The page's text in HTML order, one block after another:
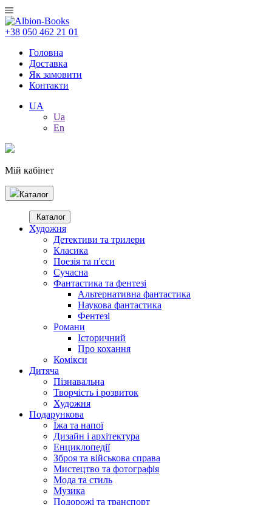
+38 050 462 21 01
Головна
Доставка
Як замовити
Контакти
UA
Ua
En
Мій кабінет
Каталог
Каталог
Художня
Детективи та трилери
Класика
Поезія та п'єси
Сучасна
Фантастика та фентезі
Альтернативна фантастика
Наукова фантастика
Фентезі
Романи
Історичний
Про кохання
Комікси
Дитяча
Пізнавальна
Творчість і розвиток
Художня
Подарункова
Їжа та напої
Дизайн і архітектура
Енциклопедії
Зброя та військова справа
Мистецтво та фотографія
Мода та стиль
Музика
Подорожі та транспорт